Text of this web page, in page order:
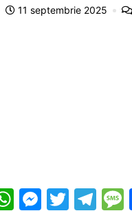
11 septembrie 2025
W M T T